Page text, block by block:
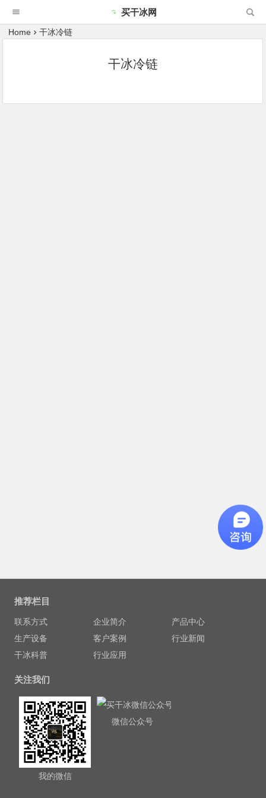
买干冰网
Home 干冰冷链
干冰冷链
推荐栏目
联系方式 企业简介
产品中心
生产设备
客户案例
行业新闻
干冰科普
行业应用
关注我们
我的微信
微信公众号